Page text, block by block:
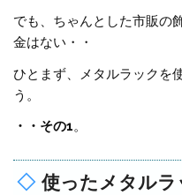
でも、ちゃんとした市販の
金はない・・
ひとまず、メタルラックを
う。
・・その1。
使ったメタルラ